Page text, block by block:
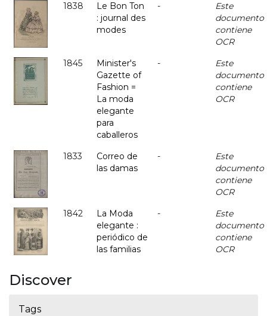
1838
Le Bon Ton
: journal des
modes
-
Este
documento
contiene
OCR
1845
Minister's
Gazette of
Fashion =
La moda
elegante
para
caballeros
-
Este
documento
contiene
OCR
1833
Correo de
las damas
-
Este
documento
contiene
OCR
1842
La Moda
elegante :
periódico de
las familias
-
Este
documento
contiene
OCR
Discover
Tags